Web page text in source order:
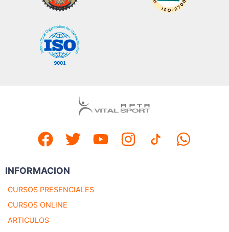
INFORMACION
CURSOS PRESENCIALES
CURSOS ONLINE
ARTICULOS